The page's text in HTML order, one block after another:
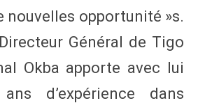
nouvelles opportunité »s.
Général de Tigo
Okba apporte avec lui
d’expérience dans